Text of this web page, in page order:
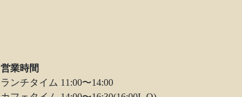
営業時間
ランチタイム 11:00〜14:00